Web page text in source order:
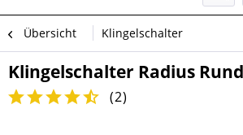
Übersicht Klingelschalter
Klingelschalter Radius Rund
(2)